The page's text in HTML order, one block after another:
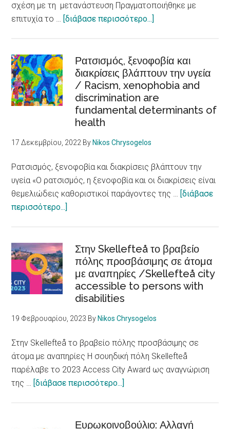
σχέση με τη μετανάστευση Πραγματοποιήθηκε με
επιτυχία το … [διάβασε περισσότερο...]
Φωνές
Νέων
για
θετικές
αφηγήσεις
Ρατσισμός, ξενοφοβία και
διακρίσεις βλάπτουν την υγεία
/ Racism, xenophobia and
discrimination are
fundamental determinants of
health
17 Δεκεμβρίου, 2022 By Nikos Chrysogelos
Ρατσισμός, ξενοφοβία και διακρίσεις βλάπτουν την
υγεία «Ο ρατσισμός, η ξενοφοβία και οι διακρίσεις είναι
θεμελιώδεις καθοριστικοί παράγοντες της … [διάβασε
περισσότερο...]
και
διακρίσεις
βλάπτουν
την
υγεία
/
xenophobia
and
discrimination
are
Στην Skellefteå το βραβείο
πόλης προσβάσιμης σε άτομα
με αναπηρίες /Skellefteå city
accessible to persons with
disabilities
19 Φεβρουαρίου, 2023 By Nikos Chrysogelos
Στην Skellefteå το βραβείο πόλης προσβάσιμης σε
άτομα με αναπηρίες Η σουηδική πόλη Skellefteå
παρέλαβε το 2023 Access City Award ως αναγνώριση
της … [διάβασε περισσότερο...]
το
Ευρωκοινοβούλιο: Αλλαγή